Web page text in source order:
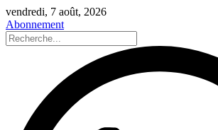
vendredi, 7 août, 2026
Abonnement